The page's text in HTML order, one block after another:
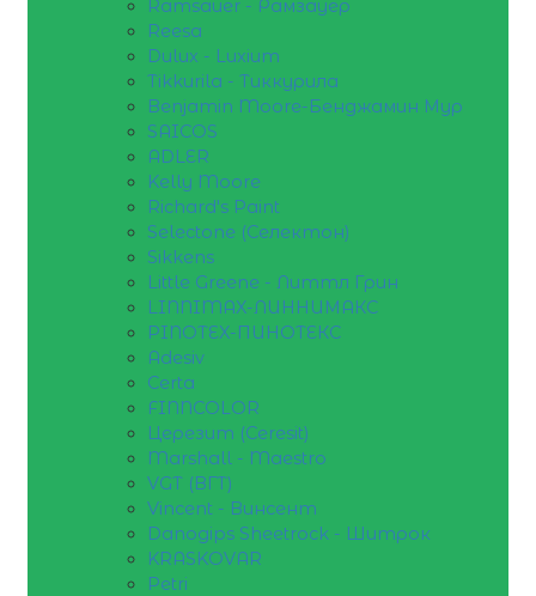
Ramsauer - Рамзауер
Reesa
Dulux - Luxium
Tikkurila - Тиккурила
Benjamin Moore-Бенджамин Мур
SAICOS
ADLER
Kelly Moore
Richard's Paint
Selectone (Селектон)
Sikkens
Little Greene - Литтл Грин
LINNIMAX-ЛИННИМАКС
PINOTEX-ПИНОТЕКС
Adesiv
Certa
FINNCOLOR
Церезит (Ceresit)
Marshall - Maestro
VGT (ВГТ)
Vincent - Винсент
Danogips Sheetrock - Шитрок
KRASKOVAR
Petri